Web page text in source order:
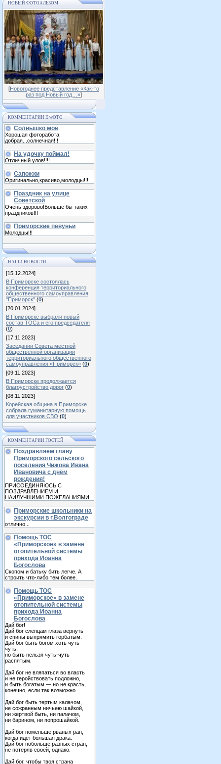
НОВЫЙ ФОТОАЛЬБОМ
[Новогоднее представление «Как-то
раз под Новый год…»]
КОММЕНТАРИИ К ФОТО
Солнышко моё
Хорошая фоторабота,
добрая...солнечная!!!
На удочку поймал!
Отличный улов!!!!
Сапожки
Оригинально,красиво,молодцы!!!
Праздник на улице
Советской
Очень здорово!Больше бы таких
праздников!!!
Приморские певуньи
Молодцы!!!
НАШИ НОВОСТИ
[15.12.2024]
В Приморске состоялась
конференция территориального
общественного самоуправления
"Приморск" (0)
[20.01.2024]
В Приморске выбрали новый
состав ТОСа и его председателя
(0)
[17.11.2023]
Заседании Совета местной
общественной организации
территориального общественного
самоуправления «Приморск» (0)
[09.11.2023]
В Приморске продолжается
благоустройство дорог (0)
[08.11.2023]
Корейская община в Приморске
собрала гуманитарную помощь
для участников СВО (0)
КОММЕНТАРИИ ГОСТЕЙ
Поздравляем главу
Приморского сельского
поселения Чижова Ивана
Ивановича с днём
рождения!
ПРИСОЕДИНЯЮСЬ С
ПОЗДРАВЛЕНИЕМ И
НАИЛУЧШИМИ ПОЖЕЛАНИЯМИ.
Приморские школьники на
экскурсии в г.Волгограде
отлично...
Помощь ТОС
«Приморское» в замене
отопительной системы
прихода Иоанна
Богослова
Скопом и батьку бить легче. А
строить что-либо тем более.
Помощь ТОС
«Приморское» в замене
отопительной системы
прихода Иоанна
Богослова
Дай бог!
Дай бог слепцам глаза вернуть
и спины выпрямить горбатым.
Дай бог быть богом хоть чуть-
чуть,
но быть нельзя чуть-чуть
распятым.
Дай бог не вляпаться во власть
и не геройствовать подложно,
и быть богатым — но не красть,
конечно, если так возможно.
Дай бог быть тертым калачом,
не сожранным ничьею шайкой,
ни жертвой быть, ни палачом,
ни барином, ни попрошайкой.
Дай бог поменьше рваных ран,
когда идет большая драка.
Дай бог побольше разных стран,
не потеряв своей, однако.
Дай бог, чтобы твоя страна